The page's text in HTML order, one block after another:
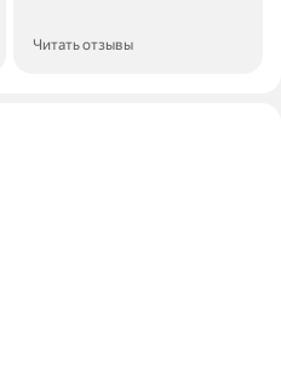
Читать отзывы